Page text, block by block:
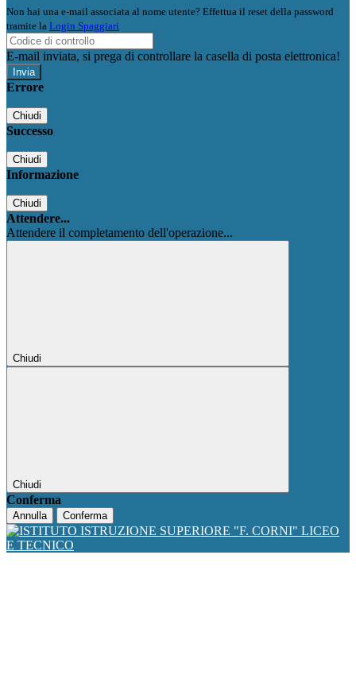
Non hai una e-mail associata al nome utente? Effettua il reset della password
tramite la Login Spaggiari
E-mail inviata, si prega di controllare la casella di posta elettronica!
Errore
Chiudi
Successo
Chiudi
Informazione
Chiudi
Attendere...
Attendere il completamento dell'operazione...
Chiudi
Chiudi
Conferma
Annulla Conferma